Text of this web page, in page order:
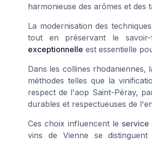
harmonieuse des arômes et des
La modernisation des
tout en préservant le
exceptionnelle est essentielle
Dans les collines rhodaniennes,
méthodes telles que la
respect de l'aop Saint-Péray,
durables et respectueuses de
Ces choix influencent le service
vins de Vienne se